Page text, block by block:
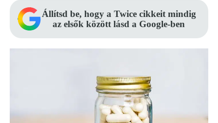
Állítsd be, hogy a Twice cikkeit mindig
az elsők között lásd a Google-ben